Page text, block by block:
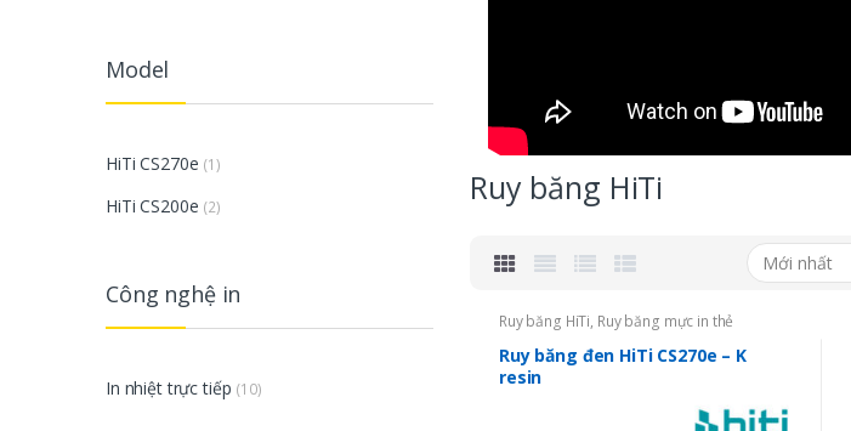
Ruy băng HiTi
Ruy băng HiTi, Ruy băng mực in thẻ
Ruy băng đen HiTi CS270e – K
resin
Model
HiTi CS270e (1)
HiTi CS200e (2)
Công nghệ in
In nhiệt trực tiếp (10)